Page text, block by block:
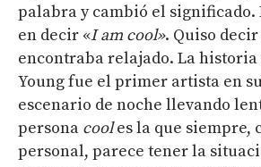
palabra y cambió el
en decir «I am cool». Quiso decir
encontraba relajado. La historia
Young fue el primer artista en
escenario de noche llevando
persona cooles la que siempre,
personal, parece tener la